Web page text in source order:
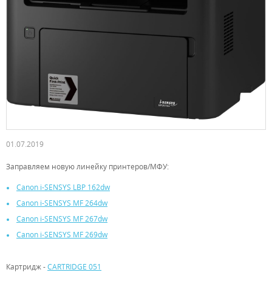
01.07.2019
Заправляем новую линейку принтеров/МФУ:
Canon i-SENSYS LBP 162dw
Canon i-SENSYS MF 264dw
Canon i-SENSYS MF 267dw
Canon i-SENSYS MF 269dw
Картридж -CARTRIDGE 051